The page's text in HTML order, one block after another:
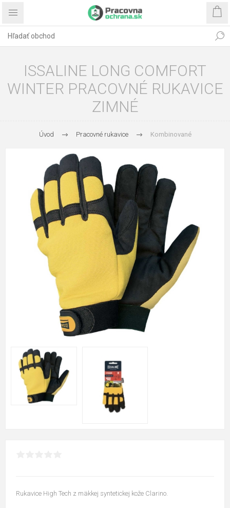
ISSALINE LONG COMFORT
WINTER PRACOVNÉ RUKAVICE
ZIMNÉ
Úvod Pracovné rukavice Kombinované
Rukavice High Tech z mäkkej syntetickej kože Clarino.